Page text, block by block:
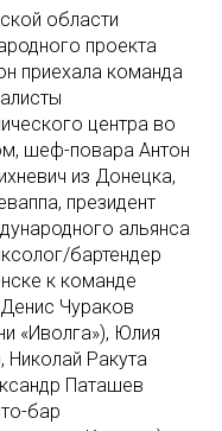
области
проекта
приехала команда
центра во
шеф-повара Антон
из Донецка,
президент
альянса
бартендер
к команде
Чураков
«Иволга»), Юлия
Николай Ракута
Паташев
бар